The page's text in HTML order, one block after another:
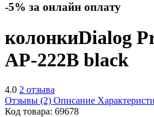
-5% за онлайн оплату
колонкиDialog
AP-222B black
4.0 2 отзыва
Отзывы (2) Описание
Код товара: 69678